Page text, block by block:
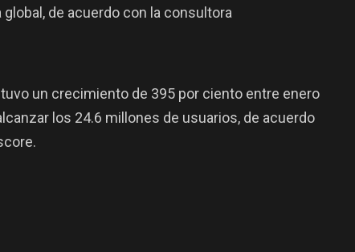
de acuerdo con la consultora
un crecimiento de 395 por ciento entre enero
los 24.6 millones de usuarios, de acuerdo